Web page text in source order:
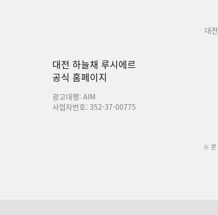
대
대전 하늘채 루시에르
공식 홈페이지
광고대행: AIM
사업자번호: 352-37-00775
※ 본